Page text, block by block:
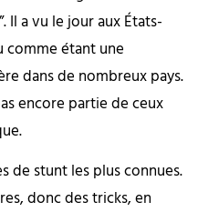
Il a vu le jour aux États-
comme étant une
dans de nombreux pays.
encore partie de ceux
de stunt les plus connues.
donc des tricks, en